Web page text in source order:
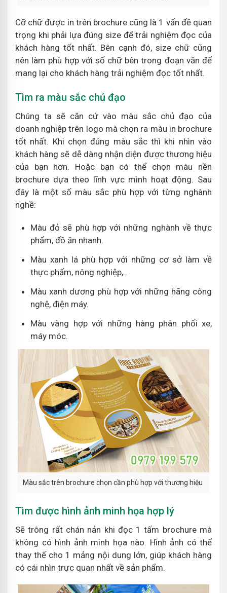
Cỡ chữ được in trên brochure cũng là 1 vấn đề quan
trọng khi phải lựa đúng size để trải nghiệm đọc của
khách hàng tốt nhất. Bên cạnh đó, size chữ cũng
nên làm phù hợp với số chữ bên trong đoạn văn để
mang lại cho khách hàng trải nghiệm đọc tốt nhất.
Tìm ra màu sắc chủ đạo
Chúng ta sẽ căn cứ vào màu sắc chủ đạo của
doanh nghiệp trên logo mà chọn ra màu in brochure
tốt nhất. Khi chọn đúng màu sắc thì khi nhìn vào
khách hàng sẽ dễ dàng nhận diện được thương hiệu
của bạn hơn. Hoặc bạn có thể chọn màu nền
brochure dựa theo lĩnh vực mình hoạt động. Sau
đây là một số màu sắc phù hợp với từng nghành
nghề:
Màu đỏ sẽ phù hợp với những nghành về thực
phẩm, đồ ăn nhanh.
Màu xanh lá phù hợp với những cơ sở làm về
thực phẩm, nông nghiệp,..
Màu xanh dương phù hợp với những hãng công
nghệ, điện máy.
Màu vàng hợp với những hàng phân phối xe,
máy móc.
Màu sắc trên brochure chọn cần phù hợp với thương hiệu
Tìm được hình ảnh minh họa hợp lý
Sẽ trông rất chán nản khi đọc 1 tấm brochure mà
không có hình ảnh minh họa nào. Hình ảnh có thể
thay thế cho 1 mảng nội dung lớn, giúp khách hàng
có cái nhìn trực quan nhất về sản phẩm.